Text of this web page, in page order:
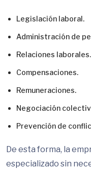
Legislación laboral.
Administración de
Relaciones laborales.
Compensaciones.
Remuneraciones.
Negociación
Prevención de
De esta forma, la
especializado sin